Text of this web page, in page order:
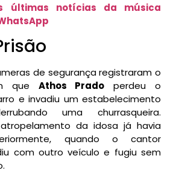
últimas notícias da música
de segurança registraram o
que Athos Prado perdeu o
e invadiu um estabelecimento
uma churrasqueira.
da idosa já havia
quando o cantor
com outro veículo e fugiu sem